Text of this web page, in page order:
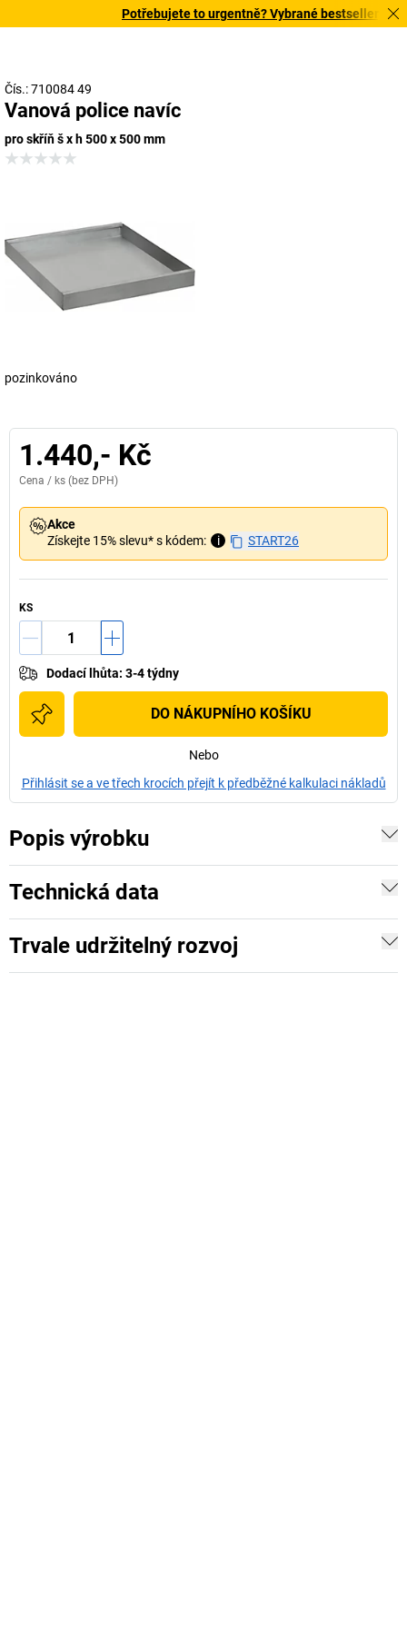
Potřebujete to urgentně? Vybrané bestsellery
Čís.: 710084 49
Vanová police navíc
pro skříň š x h 500 x 500 mm
pozinkováno
1.440,- Kč
Cena / ks (bez DPH)
Akce
Získejte 15% slevu* s kódem:
i START26
KS
Dodací lhůta: 3-4 týdny
DO NÁKUPNÍHO KOŠÍKU
Nebo
Přihlásit se a ve třech krocích přejít k předběžné kalkulaci nákladů
Popis výrobku
Technická data
Trvale udržitelný rozvoj